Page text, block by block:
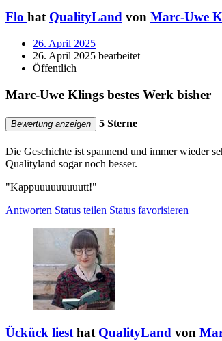
Flo hat QualityLand von Marc-Uwe
26. April 2025
26. April 2025 bearbeitet
Öffentlich
Marc-Uwe Klings bestes Werk bisher
Bewertung anzeigen 5 Sterne
Die Geschichte ist spannend und immer wieder
Qualityland sogar noch besser.
"Kappuuuuuuuuutt!"
Antworten Status teilen Status favorisieren
Ückück liest hat QualityLand von